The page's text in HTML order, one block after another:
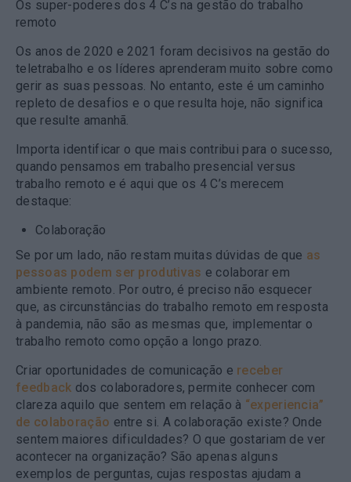
Os super-poderes dos 4 C’s na gestão do trabalho
remoto
Os anos de 2020 e 2021 foram decisivos na gestão do
teletrabalho e os líderes aprenderam muito sobre como
gerir as suas pessoas. No entanto, este é um caminho
repleto de desafios e o que resulta hoje, não significa
que resulte amanhã.
Importa identificar o que mais contribui para o sucesso,
quando pensamos em trabalho presencial versus
trabalho remoto e é aqui que os 4 C’s merecem
destaque:
Colaboração
Se por um lado, não restam muitas dúvidas de que as
pessoas podem ser produtivas e colaborar em
ambiente remoto. Por outro, é preciso não esquecer
que, as circunstâncias do trabalho remoto em resposta
à pandemia, não são as mesmas que, implementar o
trabalho remoto como opção a longo prazo.
Criar oportunidades de comunicação e receber
feedback dos colaboradores, permite conhecer com
clareza aquilo que sentem em relação à “experiencia”
de colaboração entre si. A colaboração existe? Onde
sentem maiores dificuldades? O que gostariam de ver
acontecer na organização? São apenas alguns
exemplos de perguntas, cujas respostas ajudam a